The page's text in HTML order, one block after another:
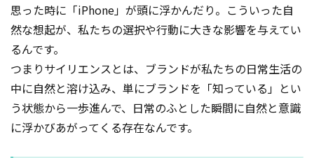
思った時に「iPhone」が頭に浮かんだり。こういった自
然な想起が、私たちの選択や行動に大きな影響を与えてい
るんです。
つまりサイリエンスとは、ブランドが私たちの日常生活の
中に自然と溶け込み、単にブランドを「知っている」とい
う状態から一歩進んで、日常のふとした瞬間に自然と意識
に浮かびあがってくる存在なんです。